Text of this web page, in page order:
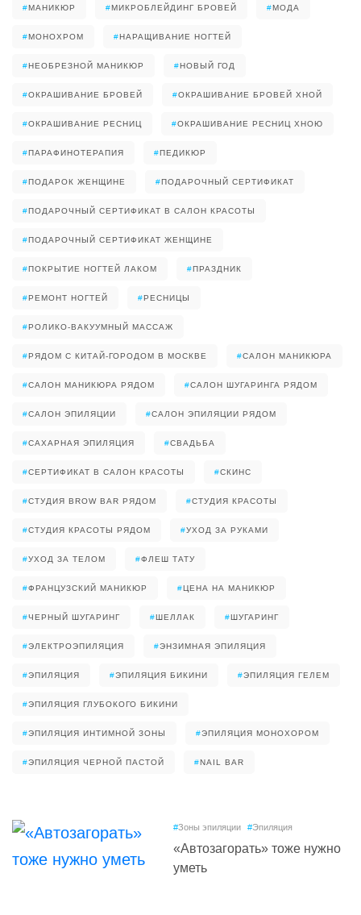
#МАНИКЮР #МИКРОБЛЕЙДИНГ БРОВЕЙ #МОДА
#МОНОХРОМ #НАРАЩИВАНИЕ НОГТЕЙ
#НЕОБРЕЗНОЙ МАНИКЮР #НОВЫЙ ГОД
#ОКРАШИВАНИЕ БРОВЕЙ #ОКРАШИВАНИЕ БРОВЕЙ ХНОЙ
#ОКРАШИВАНИЕ РЕСНИЦ #ОКРАШИВАНИЕ РЕСНИЦ ХНОЮ
#ПАРАФИНОТЕРАПИЯ #ПЕДИКЮР
#ПОДАРОК ЖЕНЩИНЕ #ПОДАРОЧНЫЙ СЕРТИФИКАТ
#ПОДАРОЧНЫЙ СЕРТИФИКАТ В САЛОН КРАСОТЫ
#ПОДАРОЧНЫЙ СЕРТИФИКАТ ЖЕНЩИНЕ
#ПОКРЫТИЕ НОГТЕЙ ЛАКОМ #ПРАЗДНИК
#РЕМОНТ НОГТЕЙ #РЕСНИЦЫ
#РОЛИКО-ВАКУУМНЫЙ МАССАЖ
#РЯДОМ С КИТАЙ-ГОРОДОМ В МОСКВЕ #САЛОН МАНИКЮРА
#САЛОН МАНИКЮРА РЯДОМ #САЛОН ШУГАРИНГА РЯДОМ
#САЛОН ЭПИЛЯЦИИ #САЛОН ЭПИЛЯЦИИ РЯДОМ
#САХАРНАЯ ЭПИЛЯЦИЯ #СВАДЬБА
#СЕРТИФИКАТ В САЛОН КРАСОТЫ #СКИНС
#СТУДИЯ BROW BAR РЯДОМ #СТУДИЯ КРАСОТЫ
#СТУДИЯ КРАСОТЫ РЯДОМ #УХОД ЗА РУКАМИ
#УХОД ЗА ТЕЛОМ #ФЛЕШ ТАТУ
#ФРАНЦУЗСКИЙ МАНИКЮР #ЦЕНА НА МАНИКЮР
#ЧЕРНЫЙ ШУГАРИНГ #ШЕЛЛАК #ШУГАРИНГ
#ЭЛЕКТРОЭПИЛЯЦИЯ #ЭНЗИМНАЯ ЭПИЛЯЦИЯ
#ЭПИЛЯЦИЯ #ЭПИЛЯЦИЯ БИКИНИ #ЭПИЛЯЦИЯ ГЕЛЕМ
#ЭПИЛЯЦИЯ ГЛУБОКОГО БИКИНИ
#ЭПИЛЯЦИЯ ИНТИМНОЙ ЗОНЫ #ЭПИЛЯЦИЯ МОНОХОРОМ
#ЭПИЛЯЦИЯ ЧЕРНОЙ ПАСТОЙ #NAIL BAR
#Зоны эпиляции #Эпиляция
«Автозагорать» тоже нужно
уметь